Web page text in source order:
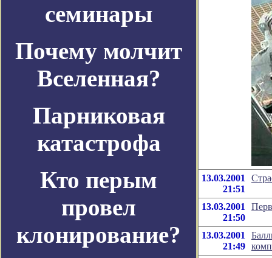
семинары
Почему молчит
Вселенная?
Парниковая
катастрофа
Кто перым
провел
клонирование?
13.03.2001
21:51
13.03.2001
21:50
13.03.2001
21:49